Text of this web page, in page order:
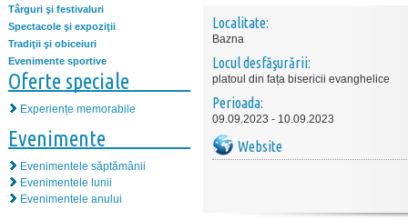
Târguri şi festivaluri
Spectacole şi expoziţii
Tradiţii şi obiceiuri
Evenimente sportive
Oferte speciale
Experiențe memorabile
Evenimente
Evenimentele săptămânii
Evenimentele lunii
Evenimentele anului
Localitate:
Bazna
Locul desfăşurării:
platoul din fața bisericii evanghelice
Perioada:
09.09.2023 - 10.09.2023
Website